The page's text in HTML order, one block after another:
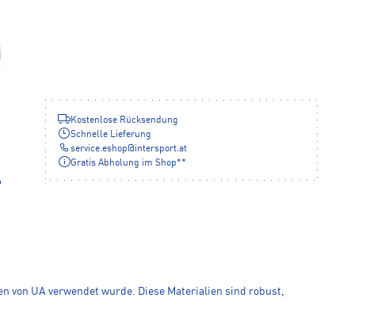
Kostenlose Rücksendung
Schnelle Lieferung
service.eshop@intersport.at
Gratis Abholung im Shop**
UA verwendet wurde. Diese Materialien sind robust,